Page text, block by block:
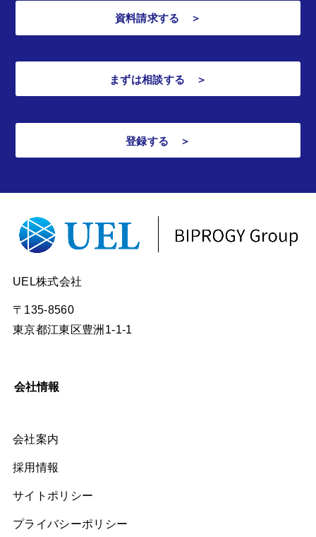
資料請求する ＞
まずは相談する ＞
登録する ＞
UEL株式会社
〒135-8560
東京都江東区豊洲1-1-1
会社情報
会社案内
採用情報
サイトポリシー
プライバシーポリシー